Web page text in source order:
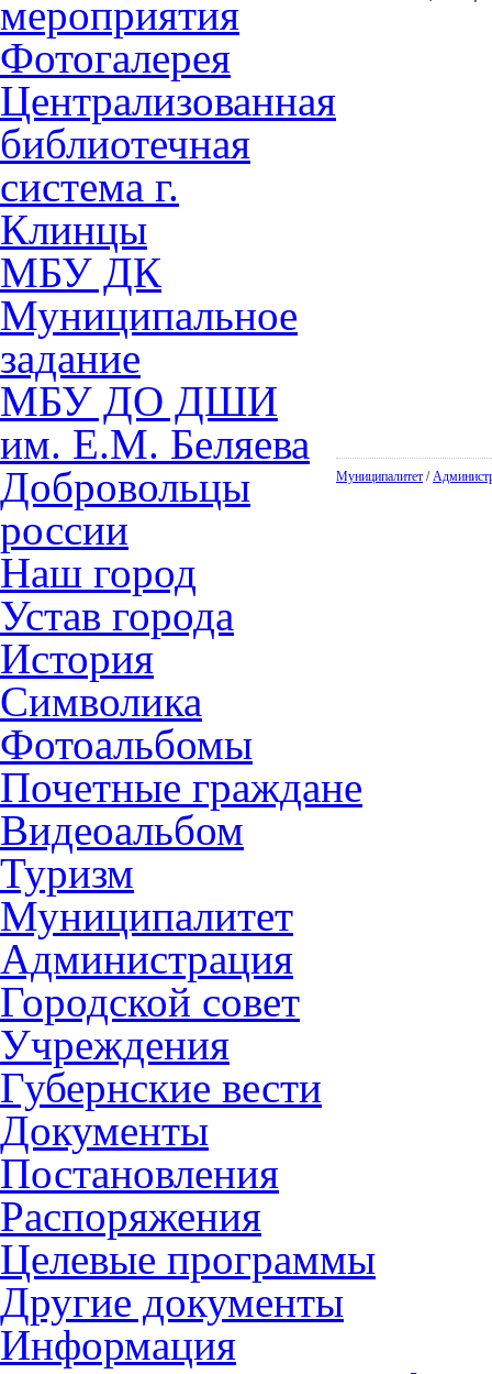
мероприятия
Фотогалерея
Централизованная
библиотечная
система г.
Клинцы
МБУ ДК
Муниципальное
задание
МБУ ДО ДШИ
им. Е.М. Беляева
Добровольцы
россии
Муниципалитет /
Наш город
Устав города
История
Символика
Фотоальбомы
Почетные граждане
Видеоальбом
Туризм
Муниципалитет
Администрация
Городской совет
Учреждения
Губернские вести
Документы
Постановления
Распоряжения
Целевые программы
Другие документы
Информация